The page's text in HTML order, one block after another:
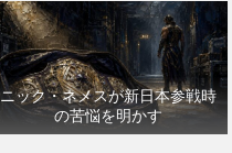
ニック・ネメスが新日本参戦時
の苦悩を明かす